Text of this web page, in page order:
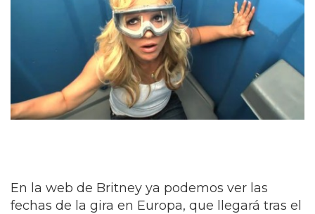
En la web de Britney ya podemos ver las
fechas de la gira en Europa, que llegará tras el